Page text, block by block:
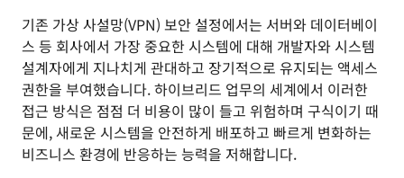
기존 가상 사설망(VPN) 보안 설정에서는 서버와 데이터베이
스 등 회사에서 가장 중요한 시스템에 대해 개발자와 시스템
설계자에게 지나치게 관대하고 장기적으로 유지되는 액세스
권한을 부여했습니다. 하이브리드 업무의 세계에서 이러한
접근 방식은 점점 더 비용이 많이 들고 위험하며 구식이기 때
문에, 새로운 시스템을 안전하게 배포하고 빠르게 변화하는
비즈니스 환경에 반응하는 능력을 저해합니다.